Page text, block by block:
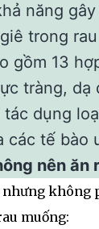
năng
trong
gồm 13
tràng, dạ
tác dụng
các tế bào
nên ăn
nhưng không
muống: